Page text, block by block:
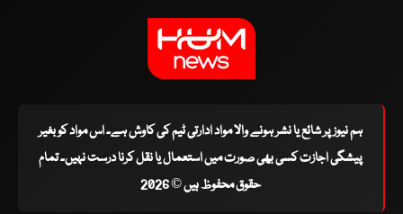
ہم نیوز پر شائع یا نشر ہونے والا مواد ادارتی ٹیم کی کاوش ہے۔ اس مواد کو بغیر
پیشگی اجازت کسی بھی صورت میں استعمال یا نقل کرنا درست نہیں۔ تمام
حقوق محفوظ ہیں © 2026